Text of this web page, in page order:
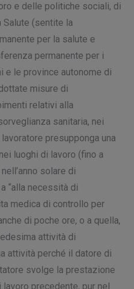
e delle politiche sociali, di
(sentite la
per la salute e
permanente per i
e le province autonome di
misure di
relativi alla
sanitaria, nei
presupponga una
luoghi di lavoro (fino a
solare di
“alla necessità di
medica di controllo per
di poche ore, o a quella,
attività di
attività perché il datore di
svolge la prestazione
precedente, pur nel